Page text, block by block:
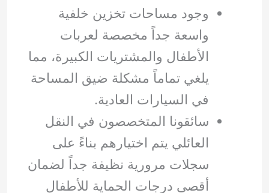
وجود مساحات تخزين خلفية
واسعة جداً مخصصة لعربات
الأطفال والمشتريات الكبيرة، مما
يلغي تماماً مشكلة ضيق المساحة
في السيارات العادية.
سائقونا المتخصصون في النقل
العائلي يتم اختيارهم بناءً على
سجلات مرورية نظيفة جداً لضمان
أقصى درجات الحماية للأطفال